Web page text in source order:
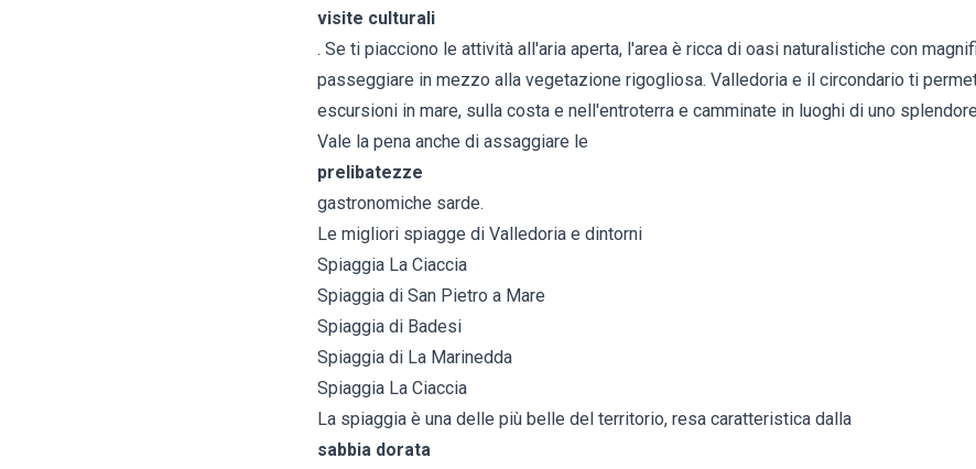
visite culturali
. Se ti piacciono le attività all'aria aperta, l'area è ricca di oasi naturalistiche con
passeggiare in mezzo alla vegetazione rigogliosa. Valledoria e il circondario ti
escursioni in mare, sulla costa e nell'entroterra e camminate in luoghi di uno
Vale la pena anche di assaggiare le
prelibatezze
gastronomiche sarde.
Le migliori spiagge di Valledoria e dintorni
Spiaggia La Ciaccia
Spiaggia di San Pietro a Mare
Spiaggia di Badesi
Spiaggia di La Marinedda
Spiaggia La Ciaccia
La spiaggia è una delle più belle del territorio, resa caratteristica dalla
sabbia dorata